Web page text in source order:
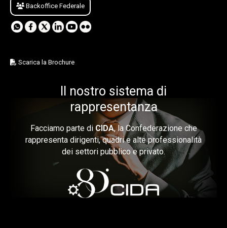
Backoffice Federale
Scarica la Brochure
Il nostro sistema di
rappresentanza
Facciamo parte di CIDA, la Confederazione che
rappresenta dirigenti, quadri e alte professionalità
dei settori pubblico e privato.